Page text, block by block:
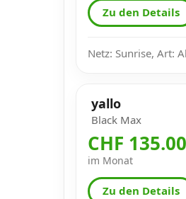
Zu den Details
Netz: Sunrise, Art:
yallo
Black Max
CHF 135.00
im Monat
Zu den Details